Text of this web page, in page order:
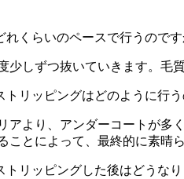
れくらいのペースで行うのです
少しずつ抜いていきます。毛
トリッピングはどのように行う
アより、アンダーコートが多
ことによって、最終的に素晴
トリッピングした後はどうなり